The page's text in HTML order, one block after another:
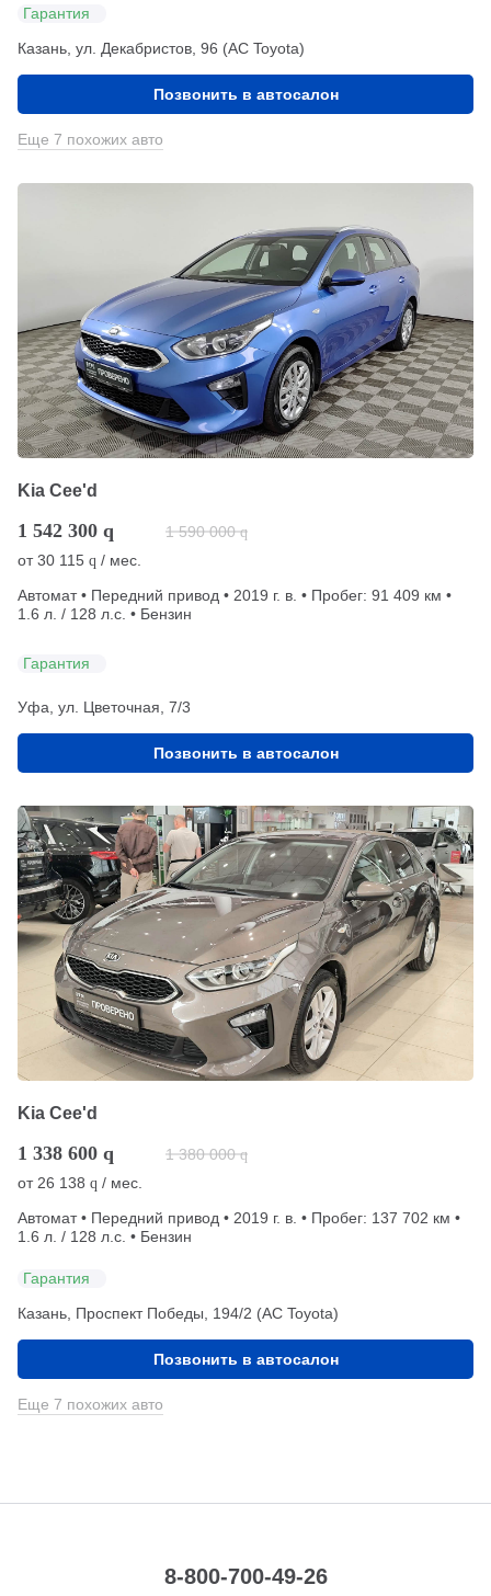
Гарантия
Казань, ул. Декабристов, 96 (АС Toyota)
Позвонить в автосалон
Еще 7 похожих авто
Kia Cee'd
1 542 300 q 1 590 000 q
от30 115 q / мес.
Автомат • Передний привод • 2019 г. в. • Пробег: 91 409 км •
1.6 л. / 128 л.с. • Бензин
Гарантия
Уфа, ул. Цветочная, 7/3
Позвонить в автосалон
Kia Cee'd
1 338 600 q 1 380 000 q
от 26 138 q / мес.
Автомат • Передний привод • 2019 г. в. • Пробег: 137 702 км •
1.6 л. / 128 л.с. • Бензин
Гарантия
Казань, Проспект Победы, 194/2 (АС Toyota)
Позвонить в автосалон
Еще 7 похожих авто
8-800-700-49-26